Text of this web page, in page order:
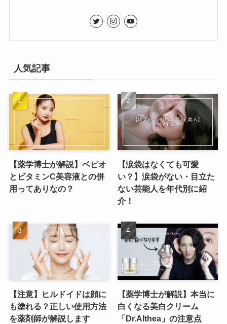
人気記事
【薬学博士が解説】ベピオ
とビタミンC美容液との併
用ってありなの？
【涙袋はなくても可愛
い？】涙袋がない・目立た
ない芸能人を年代別に紹
介！
【注意】ヒルドイドは顔に
も塗れる？正しい使用方法
を薬剤師が解説します
【薬学博士が解説】本当に
白くなる美白クリーム
「Dr.Althea」の注意点